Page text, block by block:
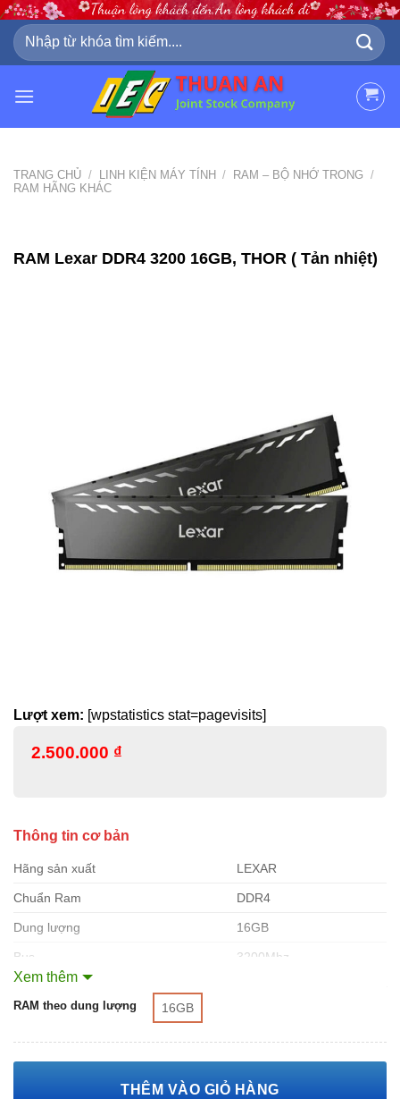
Skip
content
Tìm
kiếm:
TRANG CHỦ / LINH KIỆN MÁY TÍNH / RAM – BỘ NHỚ TRONG
/
RAM HÃNG KHÁC
RAM Lexar DDR4 3200 16GB, THOR ( Tản nhiệt)
Lượt xem: [wpstatistics stat=pagevisits]
2.500.000 ₫
Thông tin cơ bản
Hãng sản xuất LEXAR
Chuẩn Ram DDR4
Dung lượng 16GB
Bus 3200Mhz
Pin
Bảo hành 36 tháng
Xem thêm
RAM theo dung lượng 16GB
THÊM VÀO GIỎ HÀNG